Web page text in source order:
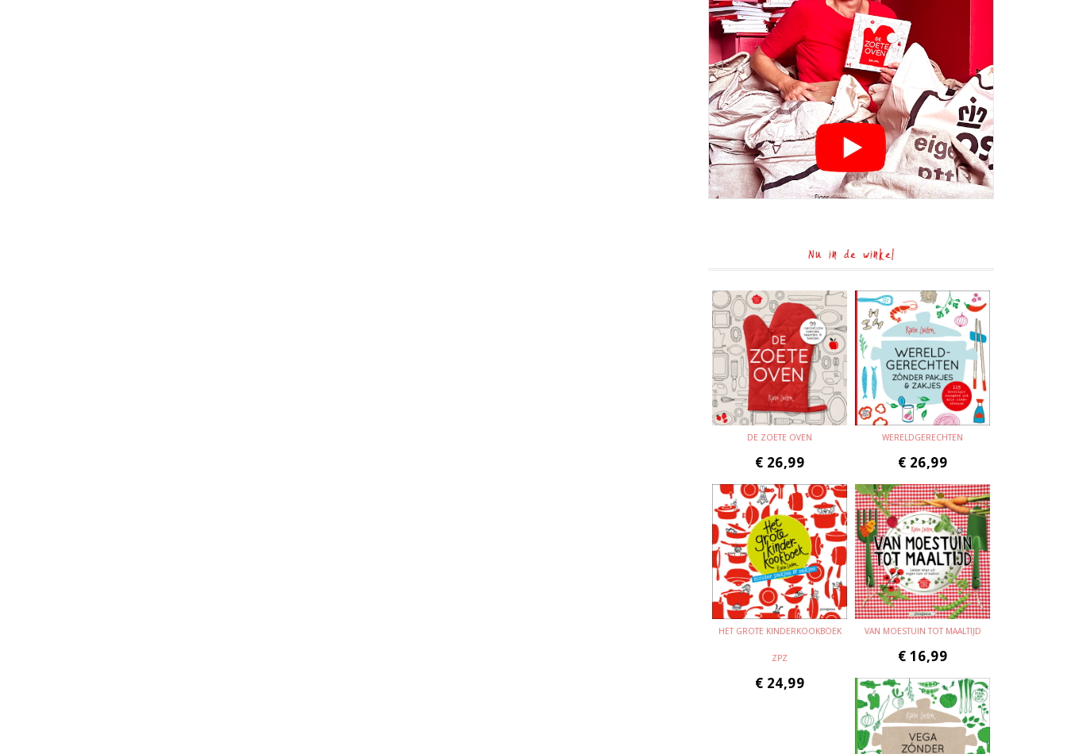
Nu in de winkel
DE ZOETE OVEN
€ 26,99
WERELDGERECHTEN
€ 26,99
HET GROTE KINDERKOOKBOEK
ZPZ
€ 24,99
VAN MOESTUIN TOT MAALTIJD
€ 16,99